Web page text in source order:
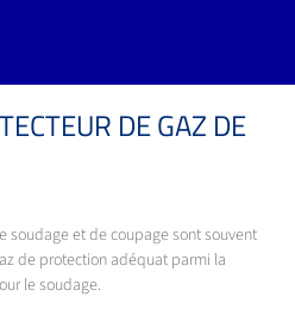
DE GAZ DE
soudage et de coupage sont souvent
de protection adéquat parmi la
le soudage.